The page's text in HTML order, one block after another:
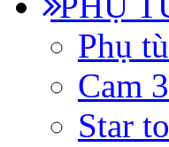
Phụ
Cam
Star